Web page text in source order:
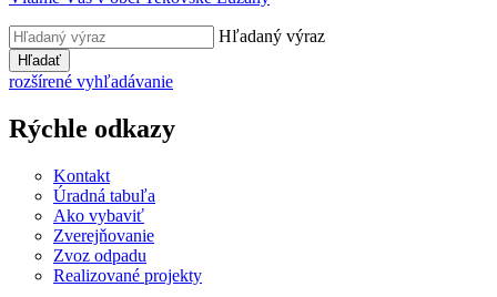
Hľadaný výraz
Hľadať
rozšírené vyhľadávanie
Rýchle odkazy
Kontakt
Úradná tabuľa
Ako vybaviť
Zverejňovanie
Zvoz odpadu
Realizované projekty